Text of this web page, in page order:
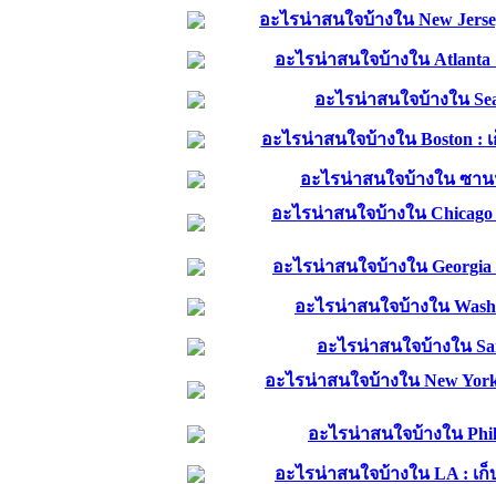
อะไรน่าสนใจบ้างใน New
อะไรน่าสนใจบ้างใน
อะไรน่าสนใจบ้างใน
อะไรน่าสนใจบ้างใน Boston :
อะไรน่าสนใจบ้างใน ซา
อะไรน่าสนใจบ้างใน
อะไรน่าสนใจบ้างใน
อะไรน่าสนใจบ้างใน
อะไรน่าสนใจบ้างใน
อะไรน่าสนใจบ้างใน New
อะไรน่าสนใจบ้างใน
อะไรน่าสนใจบ้างใน LA : เ